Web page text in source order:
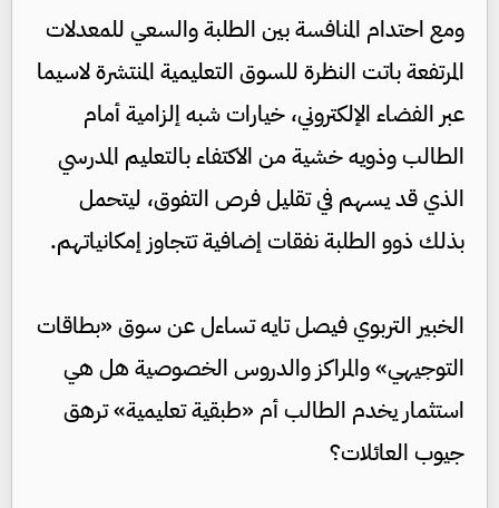
ومع احتدام المنافسة بين الطلبة والسعي للمعدلات
المرتفعة باتت النظرة للسوق التعليمية المنتشرة لاسيما
عبر الفضاء الإلكتروني، خيارات شبه إلزامية أمام
الطالب وذويه خشية من الاكتفاء بالتعليم المدرسي
الذي قد يسهم في تقليل فرص التفوق، ليتحمل
بذلك ذوو الطلبة نفقات إضافية تتجاوز إمكانياتهم.
الخبير التربوي فيصل تايه تساءل عن سوق «بطاقات
التوجيهي» والمراكز والدروس الخصوصية هل هي
استثمار يخدم الطالب أم «طبقية تعليمية» ترهق
جيوب العائلات؟